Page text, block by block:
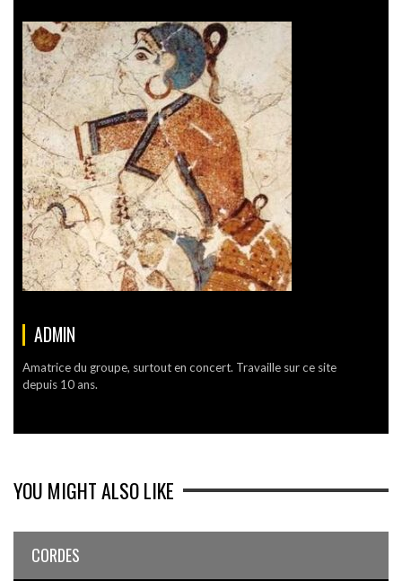
ADMIN
Amatrice du groupe, surtout en concert. Travaille sur ce site
depuis 10 ans.
YOU MIGHT ALSO LIKE
CORDES